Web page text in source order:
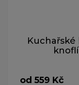
Kuchařské
od 559 Kč